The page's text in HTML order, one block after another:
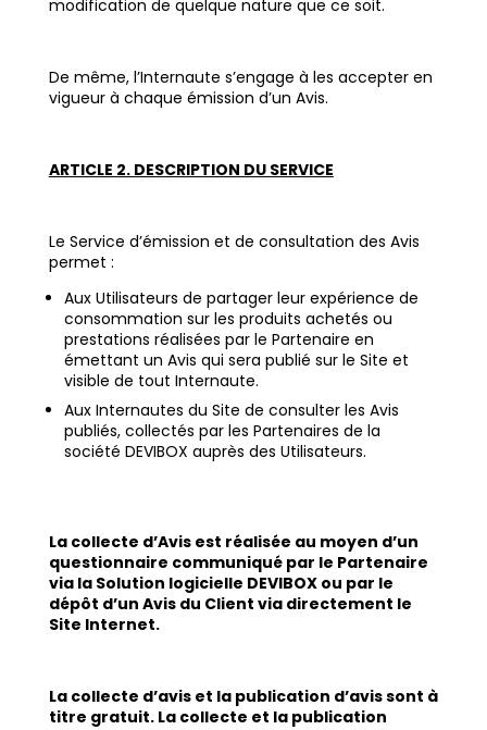
modification de quelque nature que ce soit.
De même, l’Internaute s’engage à les accepter en
vigueur à chaque émission d’un Avis.
ARTICLE 2. DESCRIPTION DU SERVICE
Le Service d’émission et de consultation des Avis
permet :
Aux Utilisateurs de partager leur expérience de
consommation sur les produits achetés ou
prestations réalisées par le Partenaire en
émettant un Avis qui sera publié sur le Site et
visible de tout Internaute.
Aux Internautes du Site de consulter les Avis
publiés, collectés par les Partenaires de la
société DEVIBOX auprès des Utilisateurs.
La collecte d’Avis est réalisée au moyen d’un
questionnaire communiqué par le Partenaire
via la Solution logicielle DEVIBOX ou par le
dépôt d’un Avis du Client via directement le
Site Internet.
La collecte d’avis et la publication d’avis sont à
titre gratuit. La collecte et la publication